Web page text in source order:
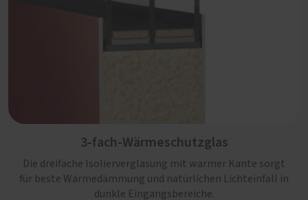
3-fach-Wärmeschutzglas
Die dreifache Isolierverglasung mit warmer Kante sorgt
für beste Wärmedämmung und natürlichen Lichteinfall in
dunkle Eingangsbereiche.